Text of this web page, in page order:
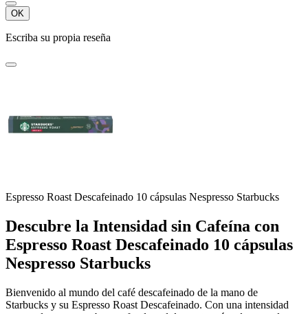
OK
Escriba su propia reseña
Espresso Roast Descafeinado 10 cápsulas Nespresso Starbucks
Descubre la Intensidad sin Cafeína con
Espresso Roast Descafeinado 10 cápsulas
Nespresso Starbucks
Bienvenido al mundo del café descafeinado de la mano de
Starbucks y su Espresso Roast Descafeinado. Con una intensidad